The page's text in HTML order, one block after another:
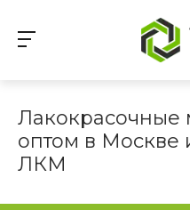
Лакокрасочные
оптом в Москве
ЛКМ